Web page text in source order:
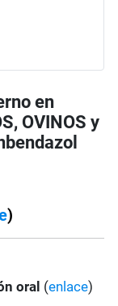
en
OVINOS y
)
oral (enlace)